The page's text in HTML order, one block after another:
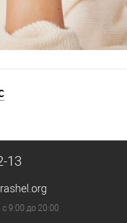
13
9:00 до 20:00